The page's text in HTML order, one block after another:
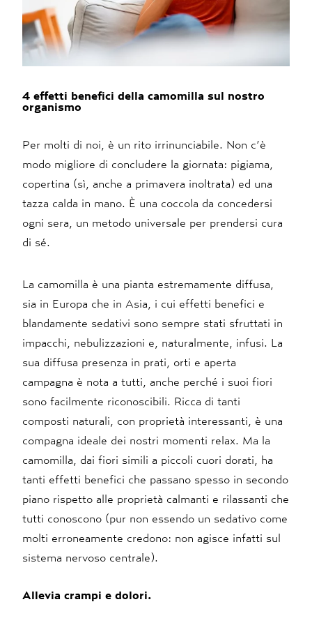
4 effetti benefici della camomilla sul nostro
organismo
Per molti di noi, è un rito irrinunciabile. Non c’è
modo migliore di concludere la giornata: pigiama,
copertina (sì, anche a primavera inoltrata) ed una
tazza calda in mano. È una coccola da concedersi
ogni sera, un metodo universale per prendersi cura
di sé.
La camomilla è una pianta estremamente diffusa,
sia in Europa che in Asia, i cui effetti benefici e
blandamente sedativi sono sempre stati sfruttati in
impacchi, nebulizzazioni e, naturalmente, infusi. La
sua diffusa presenza in prati, orti e aperta
campagna è nota a tutti, anche perché i suoi fiori
sono facilmente riconoscibili. Ricca di tanti
composti naturali, con proprietà interessanti, è una
compagna ideale dei nostri momenti relax. Ma la
camomilla, dai fiori simili a piccoli cuori dorati, ha
tanti effetti benefici che passano spesso in secondo
piano rispetto alle proprietà calmanti e rilassanti che
tutti conoscono (pur non essendo un sedativo come
molti erroneamente credono: non agisce infatti sul
sistema nervoso centrale).
Allevia crampi e dolori.